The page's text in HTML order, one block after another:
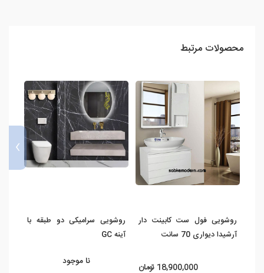
محصولات مرتبط
روشویی فول ست کابینت دار
آرشیدا دیواری 70 سانت
18,900,000 تومان
روشویی سرامیکی دو طبقه با
آینه GC
نا موجود
›